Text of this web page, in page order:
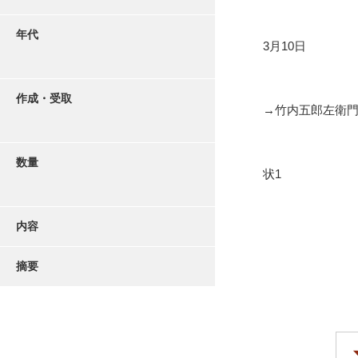
年代
3月10日
作成・受取
→竹内五郎左衛門
数量
状1
内容
摘要